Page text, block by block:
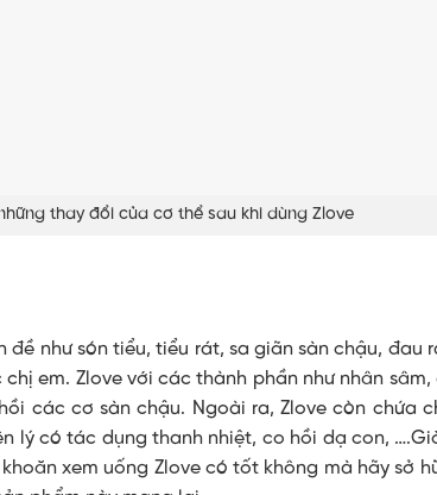
thay đổi của cơ thể sau khi dùng Zlove
như són tiểu, tiểu rát, sa giãn sàn chậu, đau
em. Zlove với các thành phần như nhân
các cơ sàn chậu. Ngoài ra, Zlove còn chứa
lý có tác dụng thanh nhiệt, co hồi dạ con,
xemuống Zlove có tốt không mà hãy sở